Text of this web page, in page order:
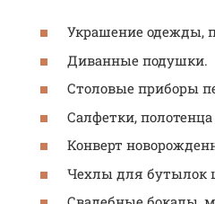
Украшение одежды,
Диванные подушки.
Столовые приборы
Салфетки,
Конверт
Чехлы для бутылок